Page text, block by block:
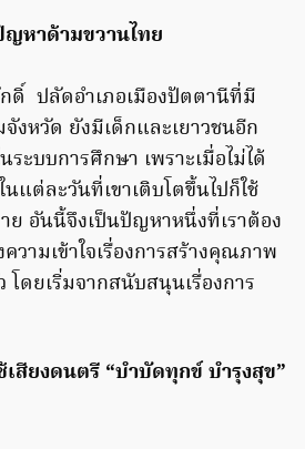
หาด้ามขวานไทย
ดิ์ ปลัดอำเภอเมืองปัตตานีที่มี
งหวัด ยังมีเด็กและเยาวชนอีก
ะบบการศึกษา เพราะเมื่อไม่ได้
แต่ละวันที่เขาเติบโตขึ้นไปก็ใช้
อันนี้จึงเป็นปัญหาหนึ่งที่เราต้อง
วามเข้าใจเรื่องการสร้างคุณภาพ
ดยเริ่มจากสนับสนุนเรื่องการ
สียงดนตรี “บำบัดทุกข์ บำรุงสุข”